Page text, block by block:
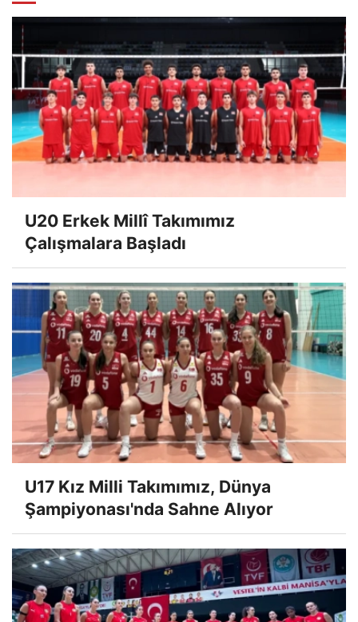
U20 Erkek Millî Takımımız
Çalışmalara Başladı
U17 Kız Milli Takımımız, Dünya
Şampiyonası'nda Sahne Alıyor